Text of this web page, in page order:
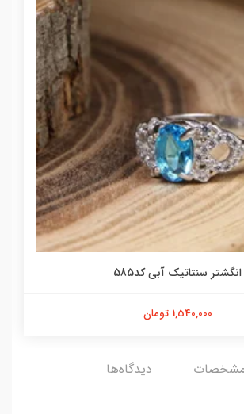
انگشتر سنتاتیک آبی کد585
1,540,000 تومان
دیدگاه‌ها